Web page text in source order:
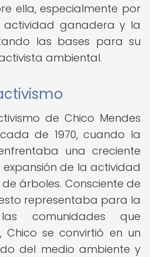
ella, especialmente por
actividad ganadera y la
las bases para su
ambiental.
de Chico Mendes
de 1970, cuando la
una creciente
de la actividad
árboles. Consciente de
representaba para la
comunidades que
se convirtió en un
del medio ambiente y